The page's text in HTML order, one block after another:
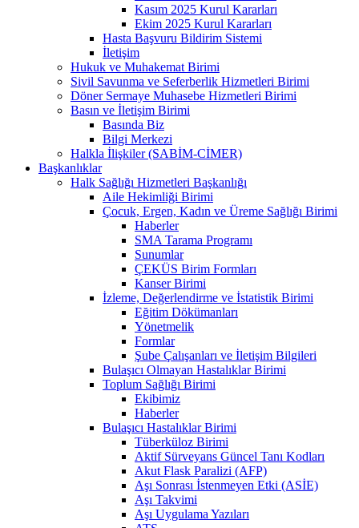
Kasım 2025 Kurul Kararları
Ekim 2025 Kurul Kararları
Hasta Başvuru Bildirim Sistemi
İletişim
Hukuk ve Muhakemat Birimi
Sivil Savunma ve Seferberlik Hizmetleri Birimi
Döner Sermaye Muhasebe Hizmetleri Birimi
Basın ve İletişim Birimi
Basında Biz
Bilgi Merkezi
Halkla İlişkiler (SABİM-CİMER)
Başkanlıklar
Halk Sağlığı Hizmetleri Başkanlığı
Aile Hekimliği Birimi
Çocuk, Ergen, Kadın ve Üreme Sağlığı Birimi
Haberler
SMA Tarama Programı
Sunumlar
ÇEKÜS Birim Formları
Kanser Birimi
İzleme, Değerlendirme ve İstatistik Birimi
Eğitim Dökümanları
Yönetmelik
Formlar
Şube Çalışanları ve İletişim Bilgileri
Bulaşıcı Olmayan Hastalıklar Birimi
Toplum Sağlığı Birimi
Ekibimiz
Haberler
Bulaşıcı Hastalıklar Birimi
Tüberküloz Birimi
Aktif Sürveyans Güncel Tanı Kodları
Akut Flask Paralizi (AFP)
Aşı Sonrası İstenmeyen Etki (ASİE)
Aşı Takvimi
Aşı Uygulama Yazıları